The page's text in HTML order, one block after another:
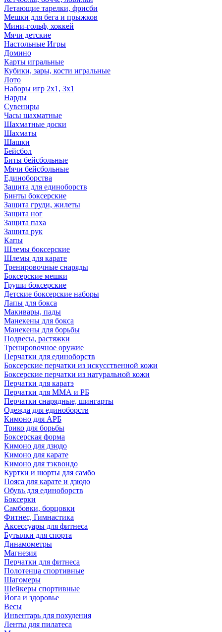
Летающие тарелки, фрисби
Мешки для бега и прыжков
Мини-гольф, хоккей
Мячи детские
Настольные Игры
Домино
Карты игральные
Кубики, зары, кости игральные
Лото
Наборы игр 2х1, 3х1
Нарды
Сувениры
Часы шахматные
Шахматные доски
Шахматы
Шашки
Бейсбол
Биты бейсбольные
Мячи бейсбольные
Единоборства
Защита для единоборств
Бинты боксерские
Защита груди, жилеты
Защита ног
Защита паха
Защита рук
Капы
Шлемы боксерские
Шлемы для карате
Тренировочные снаряды
Боксерские мешки
Груши боксерские
Детские боксерские наборы
Лапы для бокса
Макивары, пады
Манекены для бокса
Манекены для борьбы
Подвесы, растяжки
Тренировочное оружие
Перчатки для единоборств
Боксерские перчатки из искусственной кожи
Боксерские перчатки из натуральной кожи
Перчатки для каратэ
Перчатки для ММА и РБ
Перчатки снарядные, шингарты
Одежда для единоборств
Кимоно для АРБ
Трико для борьбы
Боксерская форма
Кимоно для дзюдо
Кимоно для карате
Кимоно для тэквондо
Куртки и шорты для самбо
Пояса для карате и дзюдо
Обувь для единоборств
Боксерки
Самбовки, борцовки
Фитнес, Гимнастика
Аксессуары для фитнеса
Бутылки для спорта
Динамометры
Магнезия
Перчатки для фитнеса
Полотенца спортивные
Шагомеры
Шейкеры спортивные
Йога и здоровье
Весы
Инвентарь для похудения
Ленты для пилатеса